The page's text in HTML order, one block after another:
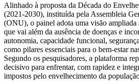
Alinhado à proposta da Década do
(2021-2030), instituída pela Assembleia
(ONU), o painel adota uma visão ampliada
que vai além da ausência de doenças e
autonomia, capacidade funcional,
como pilares essenciais para o bem-estar
Segundo os pesquisadores, a plataforma
decisivo para enfrentar, com rapidez e
impostos pelo envelhecimento da